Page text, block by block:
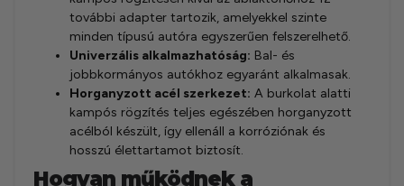
további adapter tartozik, amelyekkel szinte
minden típusú autóra egyszerűen felszerelhető.
Univerzális alkalmazhatóság: Bal- és
jobbkormányos autókhoz egyaránt alkalmasak.
Horganyzott acél szerkezet: A burkolat alatti
kampós rögzítés teljes egészében horganyzott
acélból készült, így ellenáll a korróziónak és
hosszú élettartamot biztosít.
Hogyan működnek a